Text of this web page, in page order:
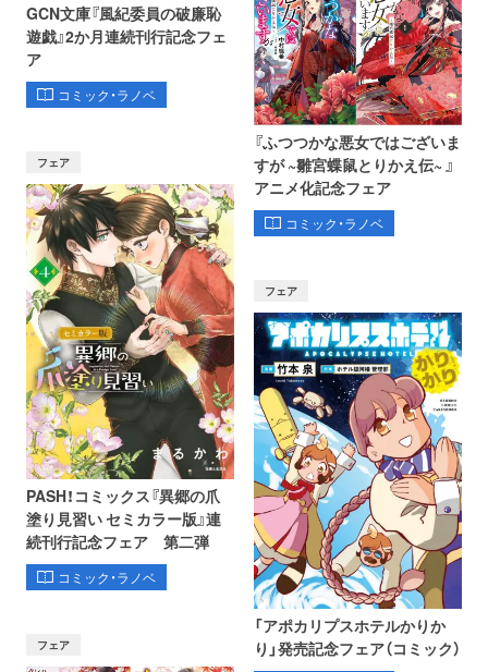
GCN文庫『風紀委員の破廉恥
遊戯』2か月連続刊行記念フェ
ア
コミック・ラノベ
フェア
PASH！コミックス『異郷の爪
塗り見習い セミカラー版』連
続刊行記念フェア 第二弾
コミック・ラノベ
『ふつつかな悪女ではございま
すが ~雛宮蝶鼠とりかえ伝~ 』
アニメ化記念フェア
コミック・ラノベ
フェア
フェア
「アポカリプスホテルかりか
り」発売記念フェア（コミック）